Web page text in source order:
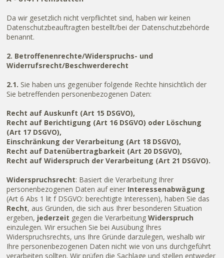
Da wir gesetzlich nicht verpflichtet sind, haben wir keinen
Datenschutzbeauftragten bestellt/bei der Datenschutzbehörde
benannt.
2. Betroffenenrechte/Widerspruchs- und
Widerrufsrecht/Beschwerderecht
2.1. Sie haben uns gegenüber folgende Rechte hinsichtlich der
Sie betreffenden personenbezogenen Daten:
Recht auf Auskunft (Art 15 DSGVO),
Recht auf Berichtigung (Art 16 DSGVO) oder Löschung
(Art 17 DSGVO),
Einschränkung der Verarbeitung (Art 18 DSGVO),
Recht auf Datenübertragbarkeit (Art 20 DSGVO),
Recht auf Widerspruch der Verarbeitung (Art 21 DSGVO).
Widerspruchsrecht: Basiert die Verarbeitung Ihrer
personenbezogenen Daten auf einer Interessenabwägung
(Art 6 Abs 1 lit f DSGVO: berechtigte Interessen), haben Sie das
Recht, aus Gründen, die sich aus Ihrer besonderen Situation
ergeben, jederzeit gegen die VerarbeitungWiderspruch
einzulegen. Wir ersuchen Sie bei Ausübung Ihres
Widerspruchsrechts, uns Ihre Gründe darzulegen, weshalb wir
Ihre personenbezogenen Daten nicht wie von uns durchgeführt
verarbeiten sollten. Wir prüfen die Sachlage und stellen entweder